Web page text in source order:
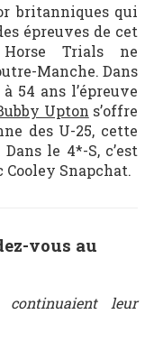
britanniques qui
épreuves de cet
Trials ne
Manche. Dans
54 ans l’épreuve
Upton s’offre
des U-25, cette
le 4*-S, c’est
Snapchat.
vous au
leur